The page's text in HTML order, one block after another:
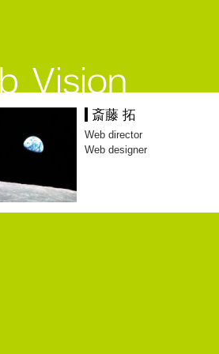
斎藤 拓
Web director
Web designer